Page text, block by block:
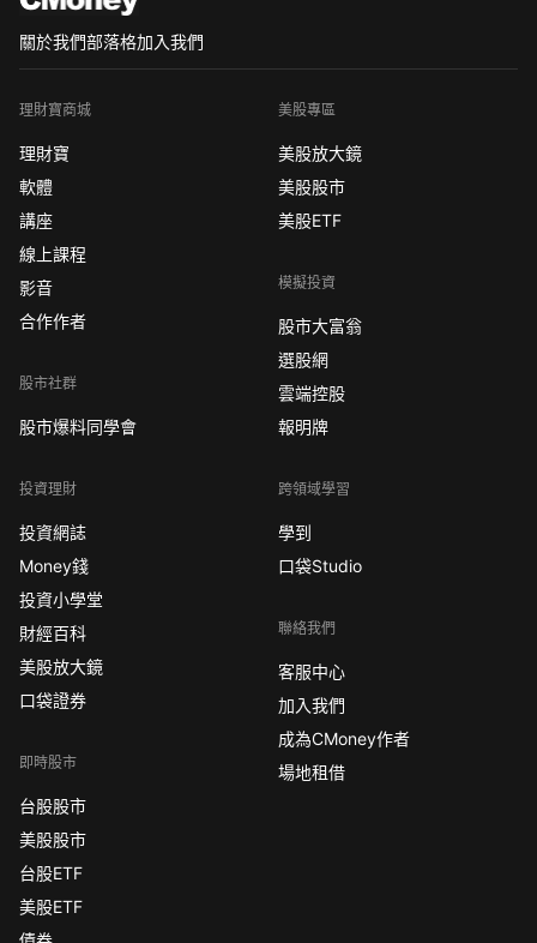
關於我們部落格加入我們
理財寶商城
理財寶
軟體
講座
線上課程
影音
合作作者
股市社群
股市爆料同學會
投資理財
投資網誌
Money錢
投資小學堂
財經百科
美股放大鏡
口袋證券
即時股市
台股股市
美股股市
台股ETF
美股ETF
美股專區
美股放大鏡
美股股市
美股ETF
模擬投資
股市大富翁
選股網
雲端控股
報明牌
跨領域學習
學到
口袋Studio
聯絡我們
客服中心
加入我們
成為CMoney作者
場地租借